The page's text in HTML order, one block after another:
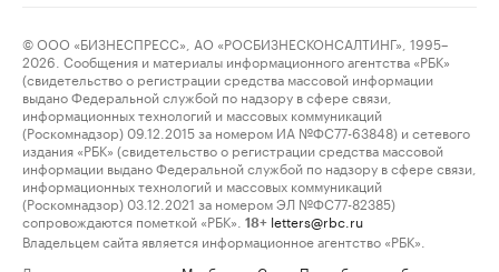
© ООО «БИЗНЕСПРЕСС», АО «РОСБИЗНЕСКОНСАЛТИНГ», 1995–
2026. Сообщения и материалы информационного агентства «РБК»
(свидетельство о регистрации средства массовой информации
выдано Федеральной службой по надзору в сфере связи,
информационных технологий и массовых коммуникаций
(Роскомнадзор) 09.12.2015 за номером ИА №ФС77-63848) и сетевого
издания «РБК» (свидетельство о регистрации средства массовой
информации выдано Федеральной службой по надзору в сфере связи,
информационных технологий и массовых коммуникаций
(Роскомнадзор) 03.12.2021 за номером ЭЛ №ФС77-82385)
сопровождаются пометкой «РБК».
18+ letters@rbc.ru
Владельцем сайта является информационное агентство «РБК».